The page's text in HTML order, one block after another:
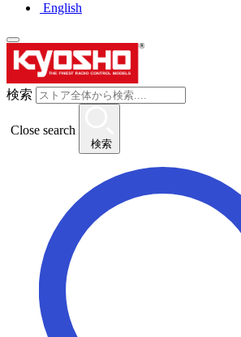
English
検索
Close search
検索